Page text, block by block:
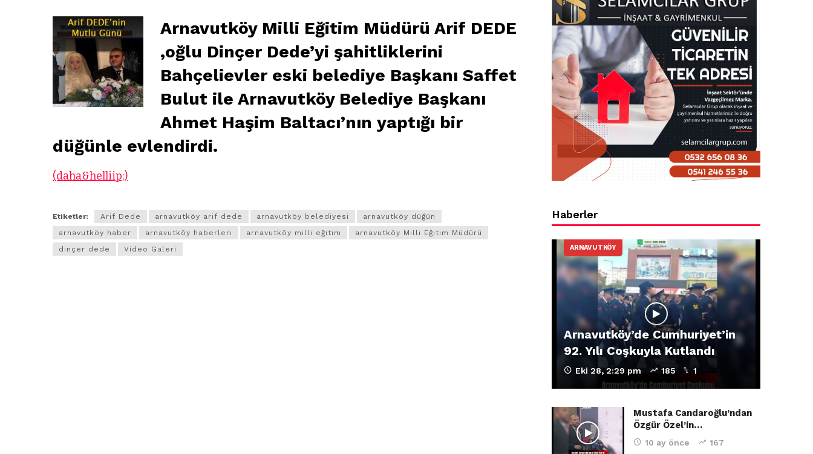
Arnavutköy Milli Eğitim Müdürü Arif DEDE
,oğlu Dinçer Dede’yi şahitliklerini
Bahçelievler eski belediye Başkanı Saffet
Bulut ile Arnavutköy Belediye Başkanı
Ahmet Haşim Baltacı’nın yaptığı bir
düğünle evlendirdi.
(daha&helliip;)
Etiketler: Arif Dede arnavutköy arif dede arnavutköy belediyesi
arnavutköy düğün
arnavutköy haber
arnavutköy haberleri arnavutköy milli eğitim
arnavutköy Milli Eğitim Müdürü
dinçer dede
Video Galeri
Haberler
ARNAVUTKÖY
Arnavutköy’de Cumhuriyet’in
92. Yılı Coşkuyla Kutlandı
Eki 28, 2:29 pm 185 1
Mustafa Candaroğlu’ndan
Özgür Özel’in…
10 ay önce 167